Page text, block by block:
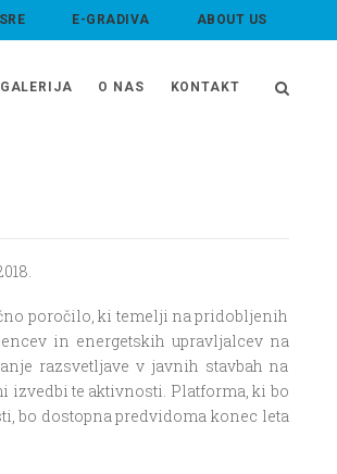
E-GRADIVA ABOUT US
GALERIJA O NAS KONTAKT
poročilo, ki temelji na pridobljenih
in energetskih upravljalcev na
razsvetljave v javnih stavbah na
izvedbi te aktivnosti. Platforma, ki bo
bo dostopna predvidoma konec leta